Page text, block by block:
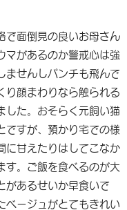
で面倒見の良いお母さん
マがあるのか警戒心は強
ませんしパンチも飛んで
り顔まわりなら触られる
した。おそらく元飼い猫
ですが、預かり宅での様
に甘えたりはしてこなか
す。ご飯を食べるのが大
があるせいか早食いで
ベージュがとてもきれい